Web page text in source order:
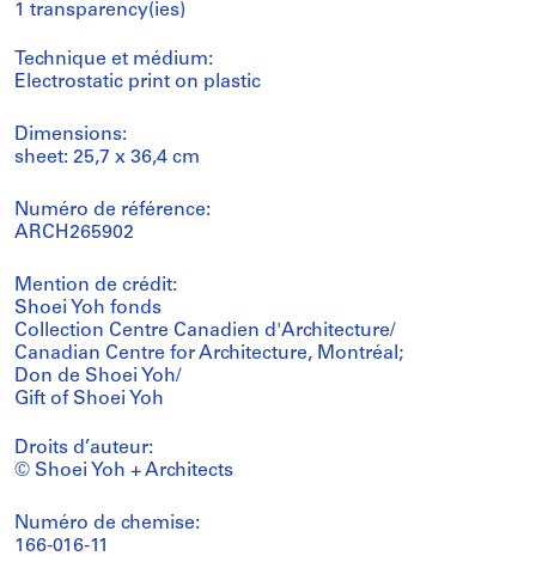
1 transparency(ies)
Technique et médium:
Electrostatic print on plastic
Dimensions:
sheet: 25,7 x 36,4 cm
Numéro de référence:
ARCH265902
Mention de crédit:
Shoei Yoh fonds
Collection Centre Canadien d'Architecture/
Canadian Centre for Architecture, Montréal;
Don de Shoei Yoh/
Gift of Shoei Yoh
Droits d’auteur:
© Shoei Yoh + Architects
Numéro de chemise:
166-016-11